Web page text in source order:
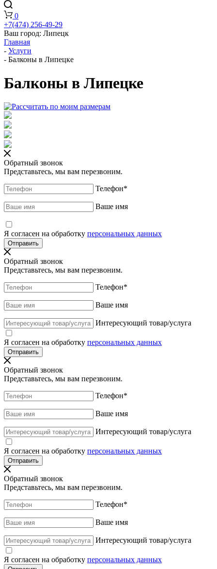
0
+7(474) 256-49-29
Ваш город: Липецк
Главная
- Услуги
- Балконы в Липецке
Балконы в Липецке
Обратный звонок
Представьтесь, мы вам перезвоним.
Телефон*
Ваше имя
Я согласен на обработку персональных данных
Обратный звонок
Представьтесь, мы вам перезвоним.
Телефон*
Ваше имя
Интересующий товар/услуга
Я согласен на обработку персональных данных
Обратный звонок
Представьтесь, мы вам перезвоним.
Телефон*
Ваше имя
Интересующий товар/услуга
Я согласен на обработку персональных данных
Обратный звонок
Представьтесь, мы вам перезвоним.
Телефон*
Ваше имя
Интересующий товар/услуга
Я согласен на обработку персональных данных